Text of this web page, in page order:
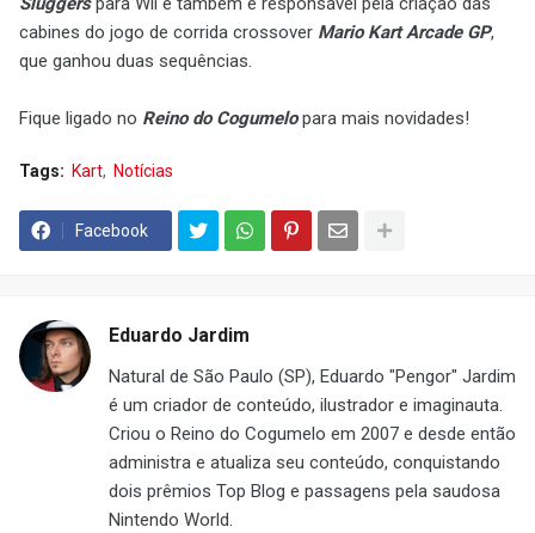
cabines do jogo de corrida crossover Mario Kart Arcade GP,
que ganhou duas sequências.
Fique ligado no Reino do Cogumelopara mais novidades!
Tags: Kart Notícias
Facebook
Eduardo Jardim
Natural de São Paulo (SP), Eduardo "Pengor" Jardim
é um criador de conteúdo, ilustrador e imaginauta.
Criou o Reino do Cogumelo em 2007 e desde então
administra e atualiza seu conteúdo, conquistando
dois prêmios Top Blog e passagens pela saudosa
Nintendo World.